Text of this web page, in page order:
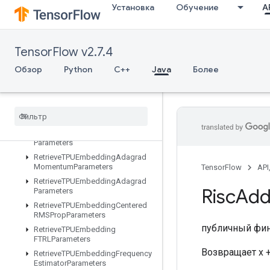
Установка Обучение
TensorFlow v2.7.4
Обзор Python C++ Java Более
ResourceScatterSub
ResourceScatterUpdate
ResourceSparseApplyKerasMomentum
ResourceStridedSliceAssign
Parameters
ADAMParameters
Parameters
RetrieveTPUEmbeddingAdagrad
MomentumParameters
RetrieveTPUEmbeddingAdagrad
Parameters
RetrieveTPUEmbeddingCentered
RMSPropParameters
RetrieveTPUEmbedding
FTRLParameters
RetrieveTPUEmbeddingFrequency
EstimatorParameters
TensorFlow
RiscAdd
публичный
Возвращает x